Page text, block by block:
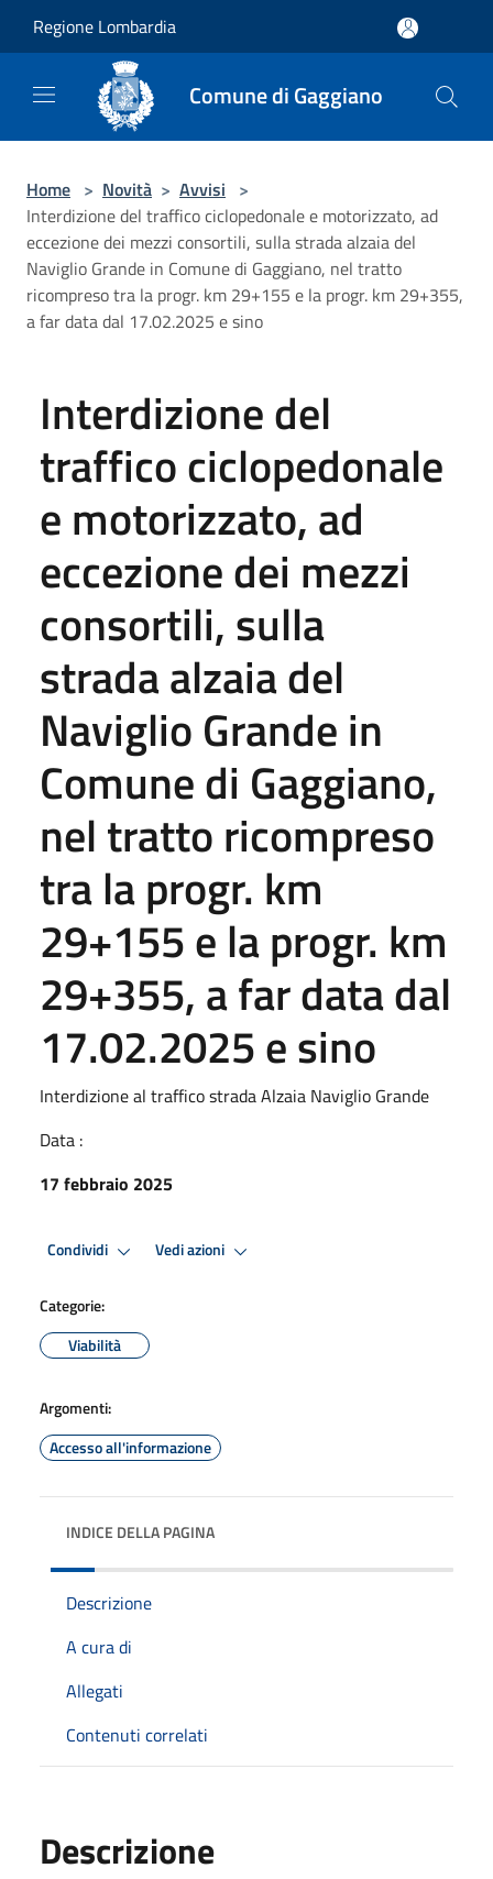
Regione Lombardia
Comune di Gaggiano
Home > Novità > Avvisi >
Interdizione del traffico ciclopedonale e motorizzato, ad
eccezione dei mezzi consortili, sulla strada alzaia del
Naviglio Grande in Comune di Gaggiano, nel tratto
ricompreso tra la progr. km 29+155 e la progr. km 29+355,
a far data dal 17.02.2025 e sino
Interdizione del
traffico ciclopedonale
e motorizzato, ad
eccezione dei mezzi
consortili, sulla
strada alzaia del
Naviglio Grande in
Comune di Gaggiano,
nel tratto ricompreso
tra la progr. km
29+155 e la progr. km
29+355, a far data dal
17.02.2025 e sino
Interdizione al traffico strada Alzaia Naviglio Grande
Data :
17 febbraio 2025
Condividi Vedi azioni
Categorie:
Viabilità
Argomenti:
Accesso all'informazione
INDICE DELLA PAGINA
Descrizione
A cura di
Allegati
Contenuti correlati
Descrizione